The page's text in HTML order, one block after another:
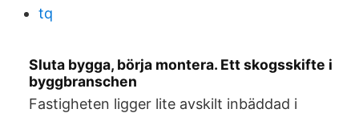
tq
Sluta bygga, börja montera. Ett skogsskifte i
byggbranschen
Fastigheten ligger lite avskilt inbäddad i